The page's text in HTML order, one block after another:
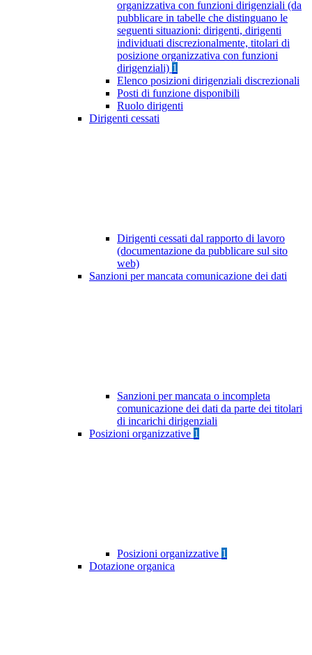
organizzativa con funzioni dirigenziali (da
pubblicare in tabelle che distinguano le
seguenti situazioni: dirigenti, dirigenti
individuati discrezionalmente, titolari di
posizione organizzativa con funzioni
dirigenziali) 1
Elenco posizioni dirigenziali discrezionali
Posti di funzione disponibili
Ruolo dirigenti
Dirigenti cessati
Dirigenti cessati dal rapporto di lavoro
(documentazione da pubblicare sul sito
web)
Sanzioni per mancata comunicazione dei dati
Sanzioni per mancata o incompleta
comunicazione dei dati da parte dei titolari
di incarichi dirigenziali
Posizioni organizzative 1
Posizioni organizzative 1
Dotazione organica